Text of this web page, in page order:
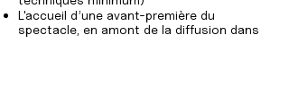
L'accueil d’une avant-première du
spectacle, en amont de la diffusion dans